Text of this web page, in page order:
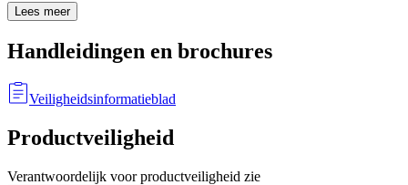
Lees meer
Handleidingen en brochures
Veiligheidsinformatieblad
Productveiligheid
Verantwoordelijk voor productveiligheid zie